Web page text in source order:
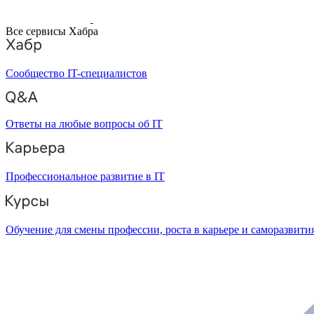
Все сервисы Хабра
Сообщество IT-специалистов
Ответы на любые вопросы об IT
Профессиональное развитие в IT
Обучение для смены профессии, роста в карьере и